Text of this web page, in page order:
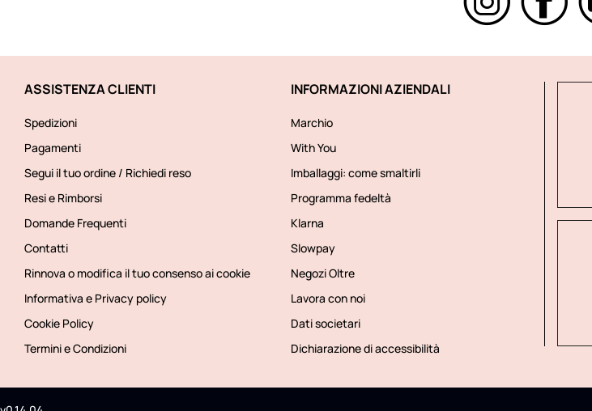
ASSISTENZA CLIENTI
Spedizioni
Pagamenti
Segui il tuo ordine / Richiedi reso
Resi e Rimborsi
Domande Frequenti
Contatti
Rinnova o modifica il tuo consenso ai cookie
Informativa e Privacy policy
Cookie Policy
Termini e Condizioni
INFORMAZIONI AZIENDALI
Marchio
With You
Imballaggi: come smaltirli
Programma fedeltà
Klarna
Slowpay
Negozi Oltre
Lavora con noi
Dati societari
Dichiarazione di accessibilità